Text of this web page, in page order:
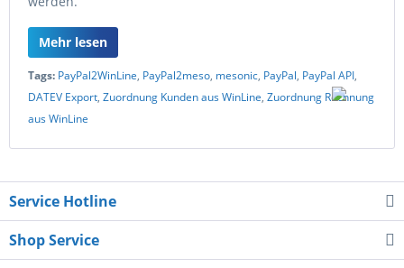
Mehr lesen
Tags: PayPal2WinLine, PayPal2meso, mesonic, PayPal, PayPal API,
DATEV Export, Zuordnung Kunden aus WinLine, Zuordnung Rechnung
aus WinLine
Service Hotline
Shop Service